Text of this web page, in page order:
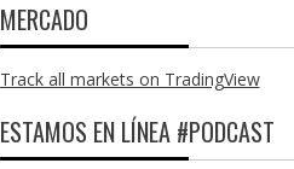
MERCADO
Track all markets on TradingView
ESTAMOS EN LÍNEA #PODCAST